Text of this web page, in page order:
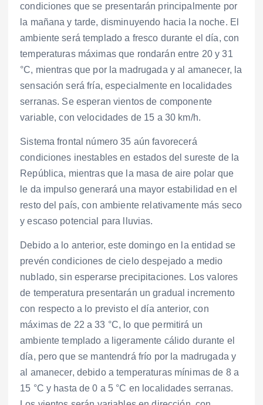
condiciones que se presentarán principalmente por
la mañana y tarde, disminuyendo hacia la noche. El
ambiente será templado a fresco durante el día, con
temperaturas máximas que rondarán entre 20 y 31
°C, mientras que por la madrugada y al amanecer, la
sensación será fría, especialmente en localidades
serranas. Se esperan vientos de componente
variable, con velocidades de 15 a 30 km/h.
Sistema frontal número 35 aún favorecerá
condiciones inestables en estados del sureste de la
República, mientras que la masa de aire polar que
le da impulso generará una mayor estabilidad en el
resto del país, con ambiente relativamente más seco
y escaso potencial para lluvias.
Debido a lo anterior, este domingo en la entidad se
prevén condiciones de cielo despejado a medio
nublado, sin esperarse precipitaciones. Los valores
de temperatura presentarán un gradual incremento
con respecto a lo previsto el día anterior, con
máximas de 22 a 33 °C, lo que permitirá un
ambiente templado a ligeramente cálido durante el
día, pero que se mantendrá frío por la madrugada y
al amanecer, debido a temperaturas mínimas de 8 a
15 °C y hasta de 0 a 5 °C en localidades serranas.